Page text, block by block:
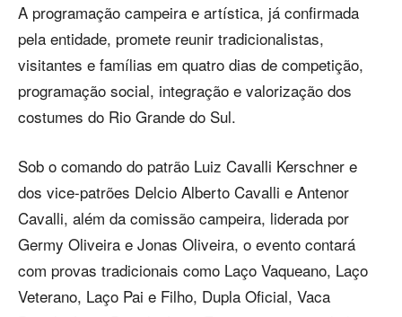
A programação campeira e artística, já confirmada
pela entidade, promete reunir tradicionalistas,
visitantes e famílias em quatro dias de competição,
programação social, integração e valorização dos
costumes do Rio Grande do Sul.
Sob o comando do patrão Luiz Cavalli Kerschner e
dos vice-patrões Delcio Alberto Cavalli e Antenor
Cavalli, além da comissão campeira, liderada por
Germy Oliveira e Jonas Oliveira, o evento contará
com provas tradicionais como Laço Vaqueano, Laço
Veterano, Laço Pai e Filho, Dupla Oficial, Vaca